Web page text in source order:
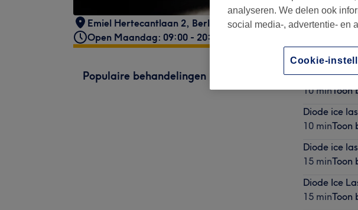
Emiel Hertecantlaan 2, Berlare , 9290
Open Maandag: 09:00 - 20:00
Populaire behandelingen
Epilatie
10 minToon
Diode ice
10 minToon
Diode ice
15 minToon
Diode Ice
15 minToon
analyseren. We delen ook
social media-, advertentie- en
Cookie-